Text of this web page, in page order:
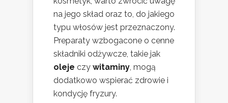
na jego skład oraz to, do jakiego
typu włosów jest przeznaczony.
Preparaty wzbogacone o cenne
składniki odżywcze, takie jak
oleje czy witaminy, mogą
dodatkowo wspierać zdrowie i
kondycję fryzury.